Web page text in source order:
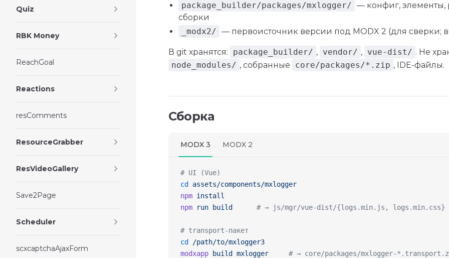
Quiz
RBK Money
ReachGoal
Reactions
resComments
ResourceGrabber
ResVideoGallery
Save2Page
Scheduler
scxcaptchaAjaxForm
package_builder/packages/mxlogger/ — конфиг, элементы,
сборки
_modx2/ — первоисточник версии под MODX 2 (для сверки; в
В git хранятся: package_builder/ , vendor/ , vue-dist/ . Не
node_modules/ , собранные core/packages/*.zip , IDE-файлы.
Сборка
MODX 3 MODX 2
# UI (Vue)
cd
assets/components/mxlogger
npm install
npm run build
      # → js/mgr/vue-dist/{logs.min.js, logs.min.css}
# transport-пакет
cd
/path/to/mxlogger3
modxapp build mxlogger
# → core/packages/mxlogger-